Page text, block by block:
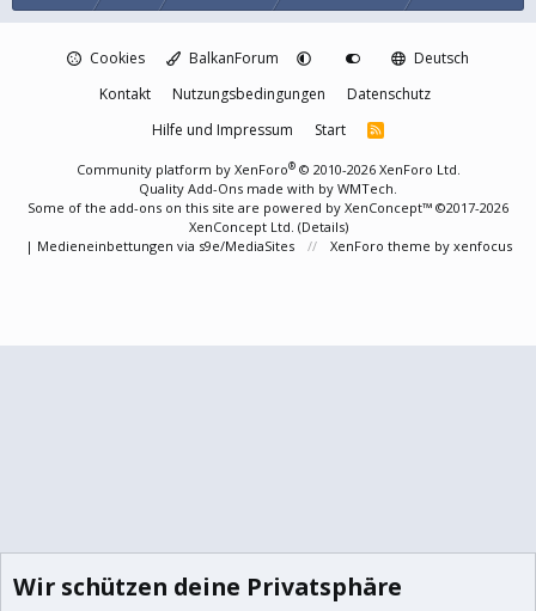
Cookies BalkanForum
Deutsch
Kontakt
Nutzungsbedingungen
Datenschutz
Hilfe und Impressum
Start
R
S
Community platform by XenForo® © 2010-2026 XenForo Ltd.
Quality Add-Ons made with by WMTech.
Some of the add-ons on this site are powered by XenConcept™ ©2017-2026
XenConcept Ltd. (Details)
| Medieneinbettungen via s9e/MediaSites XenForo theme by xenfocus
Wir schützen deine Privatsphäre